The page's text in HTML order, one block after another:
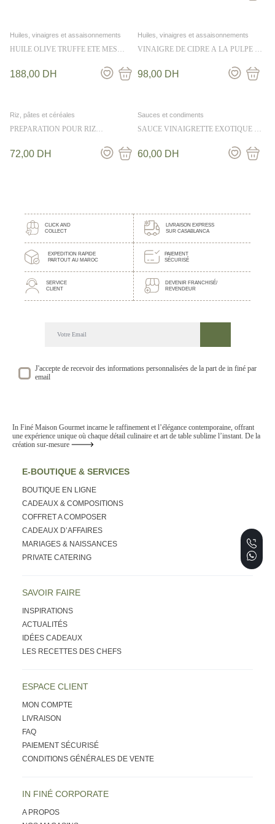
Huiles, vinaigres et assaisonnements
HUILE OLIVE TRUFFE ETE MES
188,00 DH
Huiles, vinaigres et assaisonnements
VINAIGRE DE CIDRE A LA PULPE DE
98,00 DH
Riz, pâtes et céréales
PREPARATION POUR RIZ
72,00 DH
Sauces et condiments
SAUCE VINAIGRETTE EXOTIQUE A
60,00 DH
CLICK AND
COLLECT
LIVRAISON EXPRESS
SUR CASABLANCA
EXPEDITION RAPIDE
PARTOUT AU MAROC
PAIEMENT
SÉCURISÉ
SERVICE
CLIENT
DEVENIR FRANCHISÉ/
REVENDEUR
DECOUVREZ NOTRE NEWSLETTER GOURMANDE
SUIVEZ NOS ACTUALITE ET EVENEMENTS
J'accepte de recevoir des informations personnalisées de la part de in finé par
email
In Finé Maison Gourmet incarne le raffinement et l’élégance contemporaine, offrant
une expérience unique où chaque détail culinaire et art de table sublime l’instant. De la
création sur-mesure
E-BOUTIQUE & SERVICES
BOUTIQUE EN LIGNE
CADEAUX & COMPOSITIONS
COFFRET A COMPOSER
CADEAUX D’AFFAIRES
MARIAGES & NAISSANCES
PRIVATE CATERING
SAVOIR FAIRE
INSPIRATIONS
ACTUALITÉS
IDÉES CADEAUX
LES RECETTES DES CHEFS
ESPACE CLIENT
MON COMPTE
LIVRAISON
FAQ
PAIEMENT SÉCURISÉ
CONDITIONS GÉNÉRALES DE VENTE
IN FINÉ CORPORATE
A PROPOS